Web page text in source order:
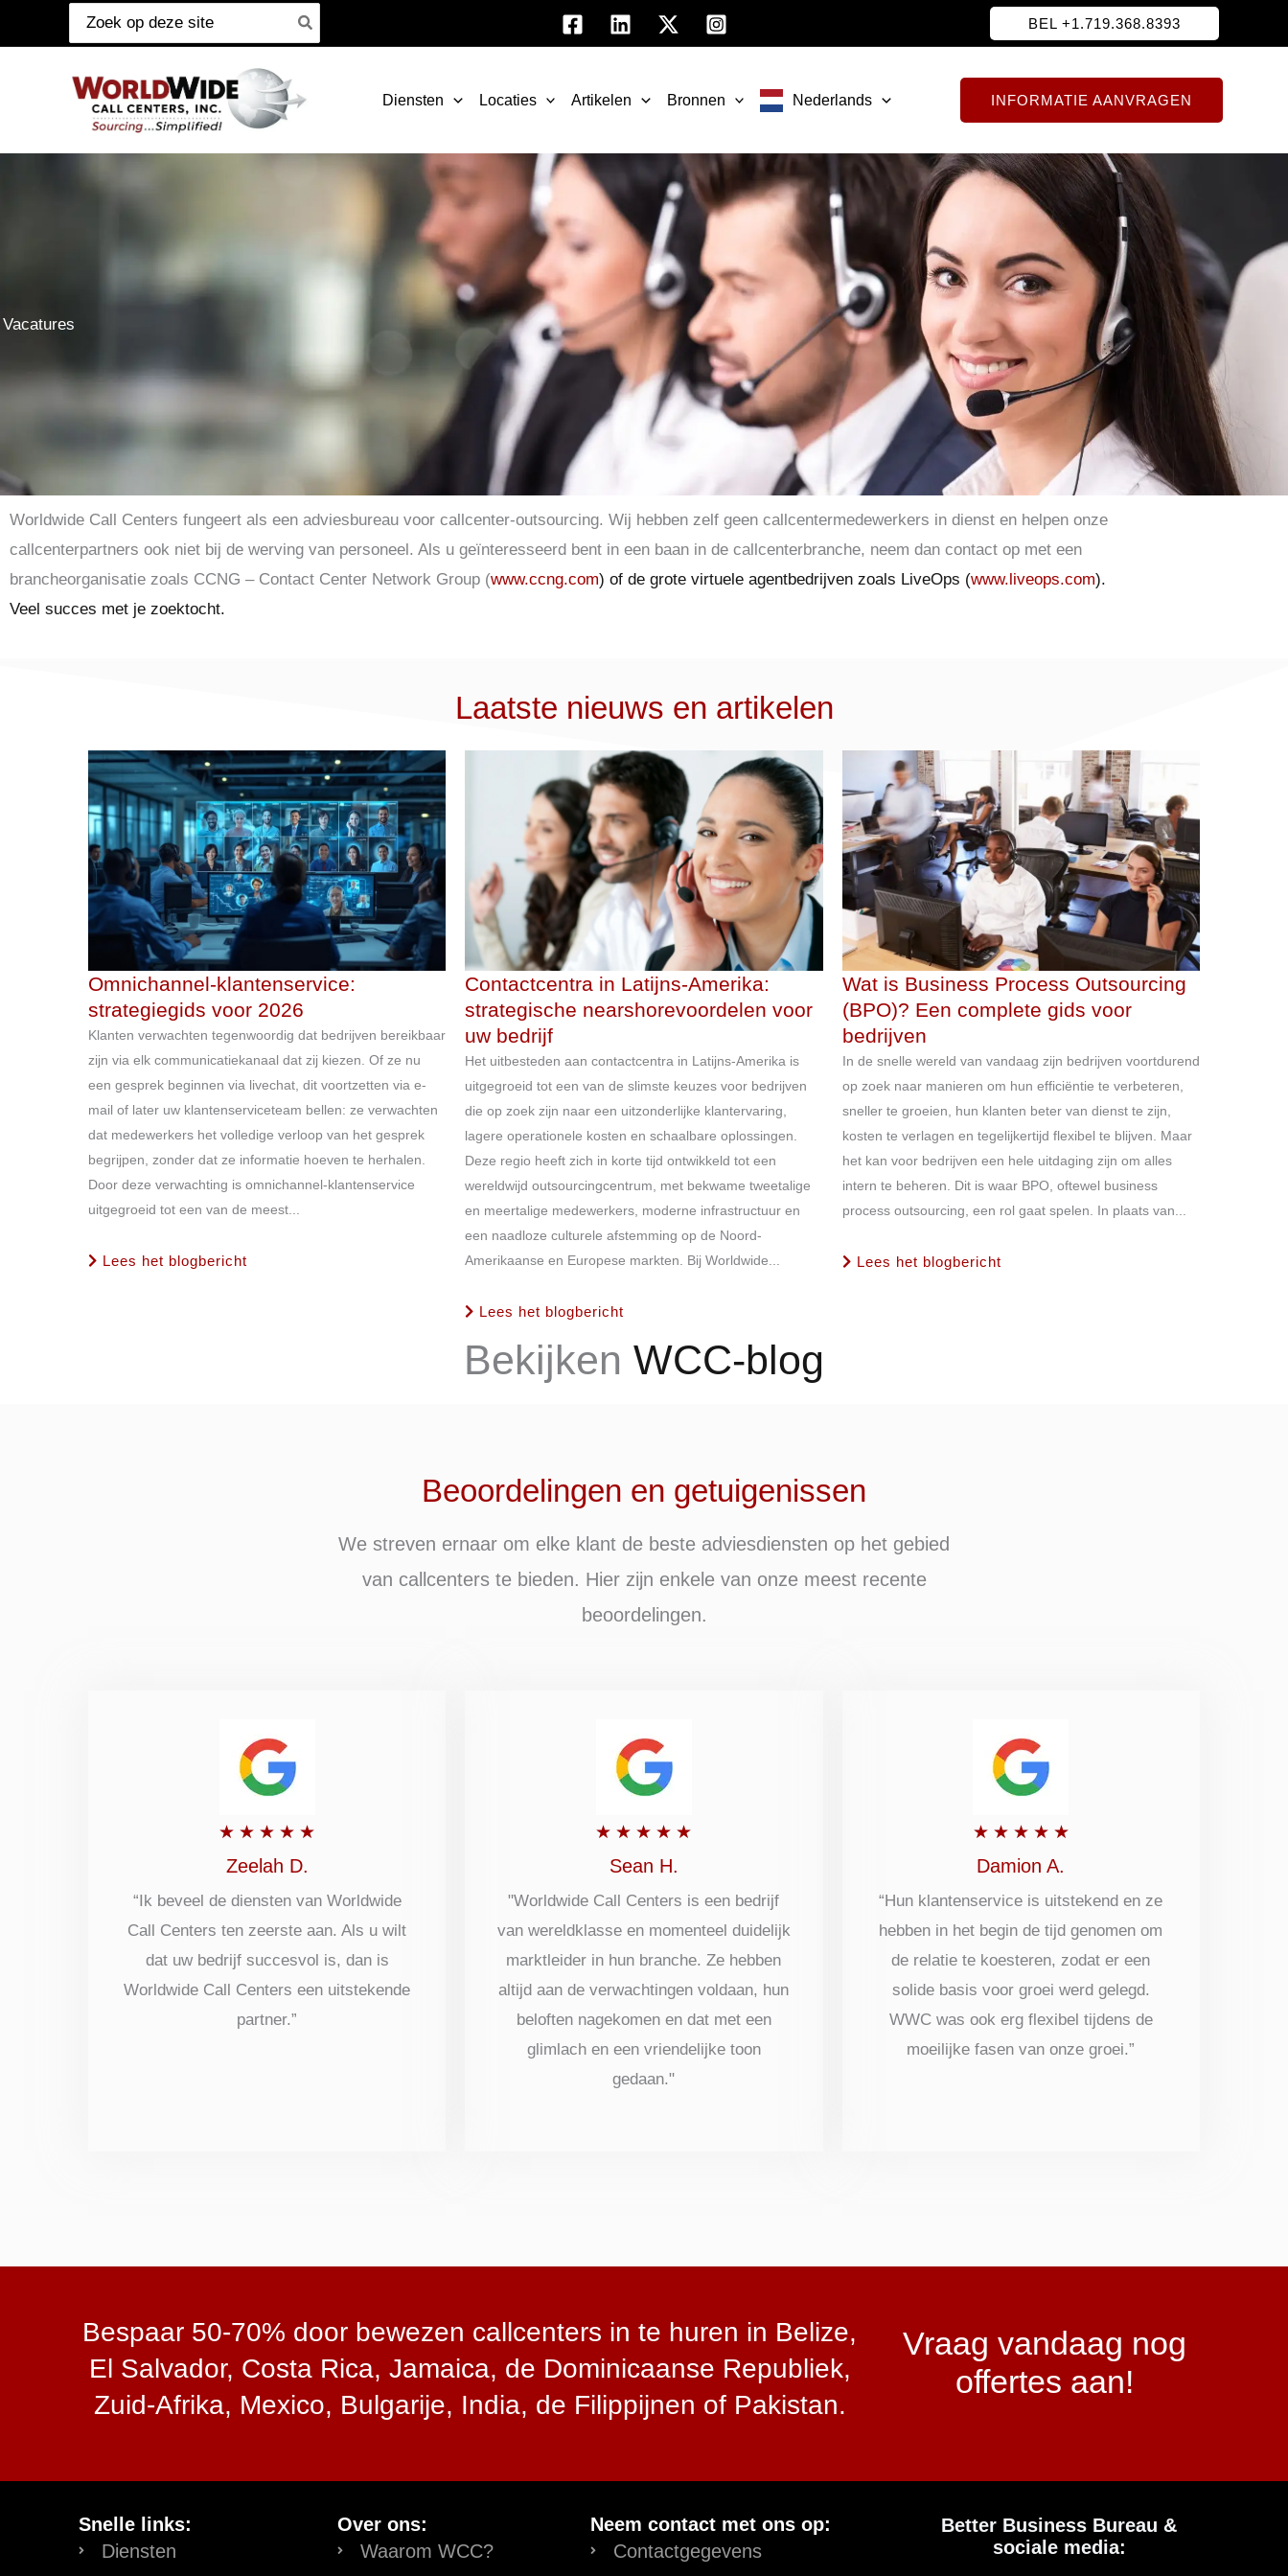
naar
Zoeken
naar:
BEL +1.719.368.8393
Diensten Locaties Artikelen Bronnen Nederlands INFORMATIE AANVRAGEN
Vacatures
Worldwide Call Centers fungeert als een adviesbureau voor callcenter-outsourcing. Wij hebben zelf geen callcentermedewerkers in dienst en helpen onze
callcenterpartners ook niet bij de werving van personeel. Als u geïnteresseerd bent in een baan in de callcenterbranche, neem dan contact op met een
brancheorganisatie zoals CCNG – Contact Center Network Group (www.ccng.com) of de grote virtuele agentbedrijven zoals LiveOps (www.liveops.com).
Veel succes met je zoektocht.
Laatste nieuws en artikelen
Omnichannel-klantenservice:
strategiegids voor 2026
Klanten verwachten tegenwoordig dat bedrijven bereikbaar
zijn via elk communicatiekanaal dat zij kiezen. Of ze nu
een gesprek beginnen via livechat, dit voortzetten via e-
mail of later uw klantenserviceteam bellen: ze verwachten
dat medewerkers het volledige verloop van het gesprek
begrijpen, zonder dat ze informatie hoeven te herhalen.
Door deze verwachting is omnichannel-klantenservice
uitgegroeid tot een van de meest...
Lees het blogbericht
Contactcentra in Latijns-Amerika:
strategische nearshorevoordelen voor
uw bedrijf
Het uitbesteden aan contactcentra in Latijns-Amerika is
uitgegroeid tot een van de slimste keuzes voor bedrijven
die op zoek zijn naar een uitzonderlijke klantervaring,
lagere operationele kosten en schaalbare oplossingen.
Deze regio heeft zich in korte tijd ontwikkeld tot een
wereldwijd outsourcingcentrum, met bekwame tweetalige
en meertalige medewerkers, moderne infrastructuur en
een naadloze culturele afstemming op de Noord-
Amerikaanse en Europese markten. Bij Worldwide...
Lees het blogbericht
Wat is Business Process Outsourcing
(BPO)? Een complete gids voor
bedrijven
In de snelle wereld van vandaag zijn bedrijven voortdurend
op zoek naar manieren om hun efficiëntie te verbeteren,
sneller te groeien, hun klanten beter van dienst te zijn,
kosten te verlagen en tegelijkertijd flexibel te blijven. Maar
het kan voor bedrijven een hele uitdaging zijn om alles
intern te beheren. Dit is waar BPO, oftewel business
process outsourcing, een rol gaat spelen. In plaats van...
Lees het blogbericht
Bekijken WCC-blog
Beoordelingen en getuigenissen
We streven ernaar om elke klant de beste adviesdiensten op het gebied
van callcenters te bieden. Hier zijn enkele van onze meest recente
beoordelingen.
★ ★ ★ ★ ★
5
uit
5
Zeelah D.
“Ik beveel de diensten van Worldwide
Call Centers ten zeerste aan. Als u wilt
dat uw bedrijf succesvol is, dan is
Worldwide Call Centers een uitstekende
partner.”
★ ★ ★ ★ ★
5
uit
5
Sean H.
"Worldwide Call Centers is een bedrijf
van wereldklasse en momenteel duidelijk
marktleider in hun branche. Ze hebben
altijd aan de verwachtingen voldaan, hun
beloften nagekomen en dat met een
glimlach en een vriendelijke toon
gedaan."
★ ★ ★ ★ ★Beoordeeld
5
uit
5
Damion A.
“Hun klantenservice is uitstekend en ze
hebben in het begin de tijd genomen om
de relatie te koesteren, zodat er een
solide basis voor groei werd gelegd.
WWC was ook erg flexibel tijdens de
moeilijke fasen van onze groei.”
Bespaar 50-70% door bewezen callcenters in te huren in Belize,
El Salvador, Costa Rica, Jamaica, de Dominicaanse Republiek,
Zuid-Afrika, Mexico, Bulgarije, India, de Filippijnen of Pakistan.
Vraag vandaag nog
offertes aan!
Snelle links:
Diensten
Over ons:
Waarom WCC?
Neem contact met ons op:
Contactgegevens
Better Business Bureau &
sociale media: